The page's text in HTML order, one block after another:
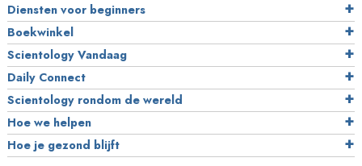
Diensten voor beginners
Boekwinkel
Scientology Vandaag
Daily Connect
Scientology rondom de wereld
Hoe we helpen
Hoe je gezond blijft